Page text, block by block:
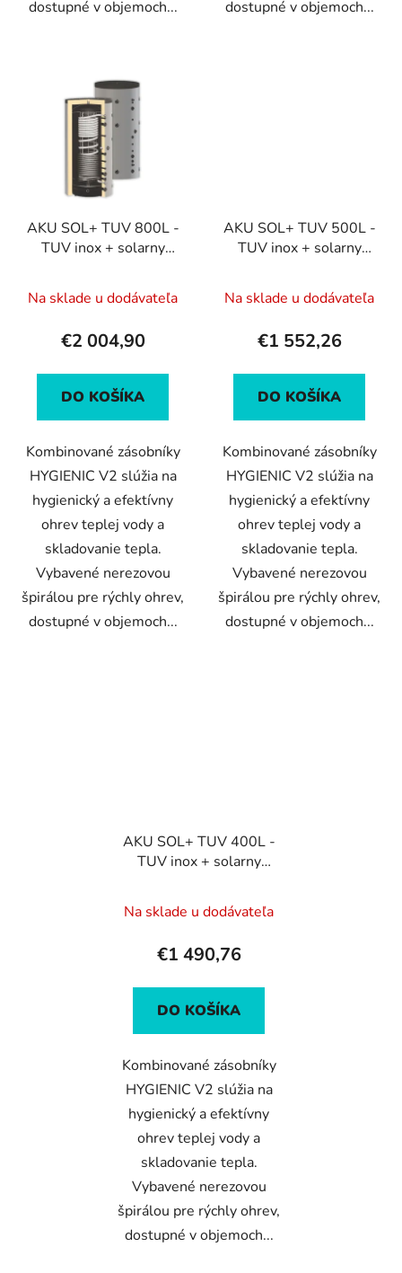
dostupné v objemoch... dostupné v objemoch...
AKU SOL+ TUV 800L -
TUV inox + solarny
Na sklade u dodávateľa
€2 004,90
DO KOŠÍKA
Kombinované zásobníky
HYGIENIC V2 slúžia na
hygienický a efektívny
ohrev teplej vody a
skladovanie tepla.
Vybavené nerezovou
špirálou pre rýchly ohrev,
dostupné v objemoch...
AKU SOL+ TUV 500L -
TUV inox + solarny
Na sklade u dodávateľa
€1 552,26
DO KOŠÍKA
Kombinované zásobníky
HYGIENIC V2 slúžia na
hygienický a efektívny
ohrev teplej vody a
skladovanie tepla.
Vybavené nerezovou
špirálou pre rýchly ohrev,
dostupné v objemoch...
AKU SOL+ TUV 400L -
TUV inox + solarny
Na sklade u dodávateľa
€1 490,76
DO KOŠÍKA
Kombinované zásobníky
HYGIENIC V2 slúžia na
hygienický a efektívny
ohrev teplej vody a
skladovanie tepla.
Vybavené nerezovou
špirálou pre rýchly ohrev,
dostupné v objemoch...